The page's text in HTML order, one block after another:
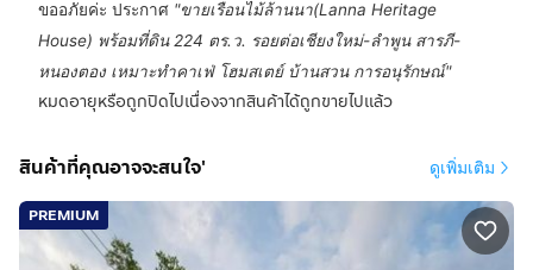
ขออภัยค่ะ ประกาศ "ขายเรือนไม้ล้านนา(Lanna Heritage
House) พร้อมที่ดิน 224 ตร.ว. รอยต่อเชียงใหม่-ลำพูน สารภี-
หนองตอง เหมาะทำคาเฟ่ โฮมสเตย์ บ้านสวน การอนุรักษณ์"
หมดอายุหรือถูกปิดไปเนื่องจากสินค้าได้ถูกขายไปแล้ว
สินค้าที่คุณอาจจะสนใจ' ดูเพิ่มเติม
PREMIUM